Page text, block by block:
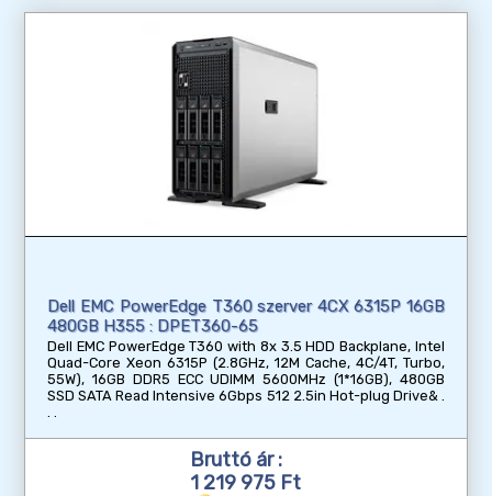
Dell EMC PowerEdge T360 szerver 4CX 6315P 16GB
480GB H355 : DPET360-65
Dell EMC PowerEdge T360 with 8x 3.5 HDD Backplane, Intel
Quad-Core Xeon 6315P (2.8GHz, 12M Cache, 4C/4T, Turbo,
55W), 16GB DDR5 ECC UDIMM 5600MHz (1*16GB), 480GB
SSD SATA Read Intensive 6Gbps 512 2.5in Hot-plug Drive&
Bruttó ár :
1 219 975 Ft